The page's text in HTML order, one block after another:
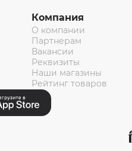
Компания
О компании
Партнерам
Вакансии
Реквизиты
Наши магазины
Рейтинг товаров